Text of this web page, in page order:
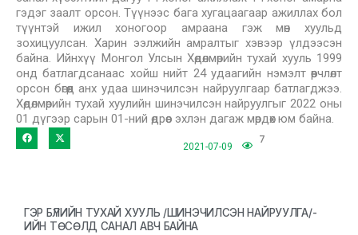
гэдэг заалт орсон. Түүнээс бага хугацаагаар ажиллах бол
түүнтэй ижил хоногоор амраана гэж мөн хуульд
зохицуулсан. Харин ээлжийн амралтыг хэвээр үлдээсэн
байна. Ийнхүү Монгол Улсын Хөдөлмөрийн тухай хууль 1999
онд батлагдсанаас хойш нийт 24 удаагийн нэмэлт өөрчлөлт
орсон бөгөөд анх удаа шинэчилсэн найруулгаар батлагджээ.
Хөдөлмөрийн тухай хуулийн шинэчилсэн найруулгыг 2022 оны
01 дүгээр сарын 01-ний өдрөөс эхлэн дагаж мөрдөх юм байна.
2021-07-09
7
ГЭР БҮЛИЙН ТУХАЙ ХУУЛЬ /ШИНЭЧИЛСЭН НАЙРУУЛГА/-
ИЙН ТӨСӨЛД САНАЛ АВЧ БАЙНА